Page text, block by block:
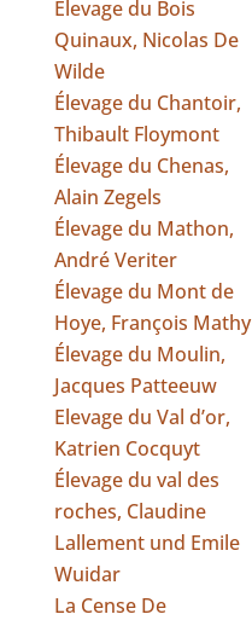
Élevage du Bois
Quinaux, Nicolas De
Wilde
Élevage du Chantoir,
Thibault Floymont
Élevage du Chenas,
Alain Zegels
Élevage du Mathon,
André Veriter
Élevage du Mont de
Hoye, François Mathy
Élevage du Moulin,
Jacques Patteeuw
Elevage du Val d’or,
Katrien Cocquyt
Élevage du val des
roches, Claudine
Lallement und Emile
Wuidar
La Cense De